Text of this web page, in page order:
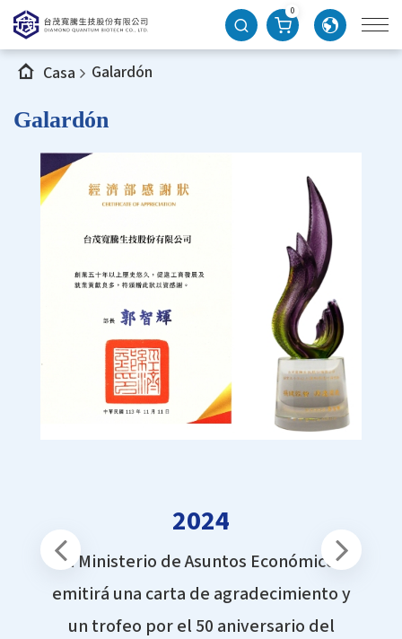
0
Casa Galardón
Galardón
2024
El Ministerio de Asuntos Económicos
emitirá una carta de agradecimiento y
un trofeo por el 50 aniversario del